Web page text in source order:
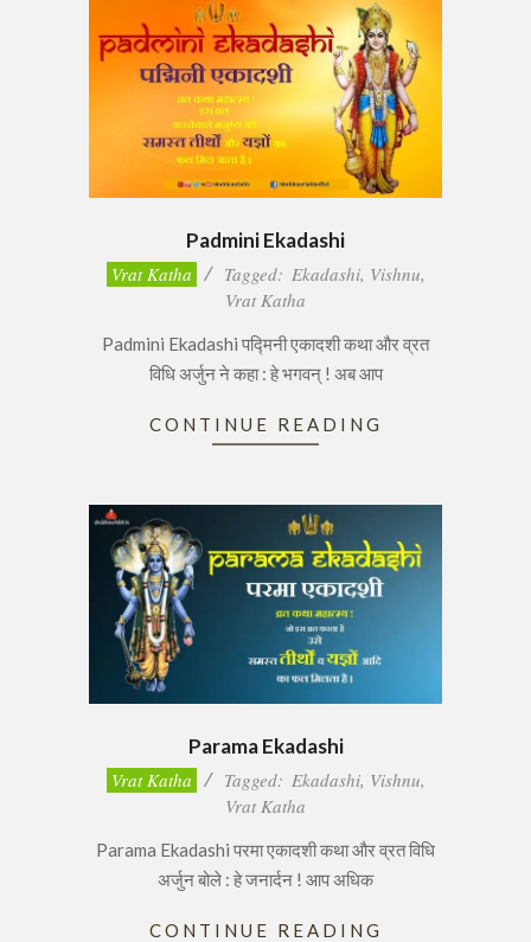
Padmini Ekadashi
2017-
Vrat Katha Tagged: Ekadashi, Vishnu,
Vrat Katha
Padmini Ekadashi पद्मिनी एकादशी कथा और व्रत
विधि अर्जुन ने कहा : हे भगवन् ! अब आप
CONTINUE READING
Parama Ekadashi
2017-
Vrat Katha Tagged: Ekadashi, Vishnu,
Vrat Katha
Parama Ekadashi परमा एकादशी कथा और व्रत विधि
अर्जुन बोले : हे जनार्दन ! आप अधिक
CONTINUE READING